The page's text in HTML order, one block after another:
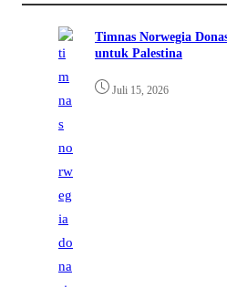
Timnas Norwegia
untuk Palestina
Juli 15, 2026